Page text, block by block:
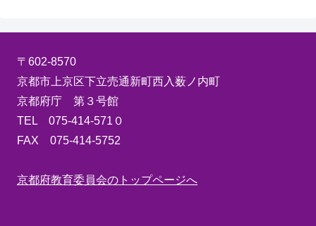
〒602-8570
京都市上京区下立売通新町西入薮ノ内町
京都府庁 第３号館
TEL 075-414-571０
FAX 075-414-5752
京都府教育委員会のトップページへ